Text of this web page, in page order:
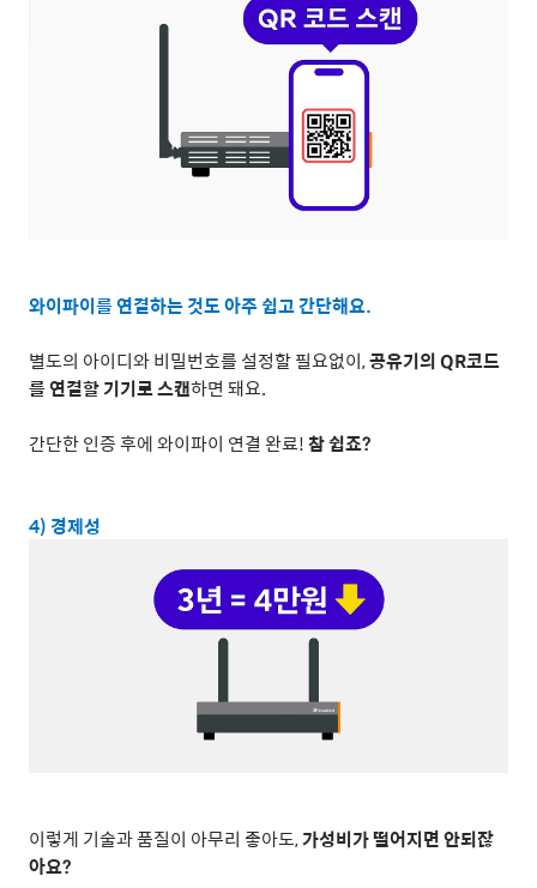
와이파이를 연결하는 것도 아주 쉽고 간단해요.
별도의 아이디와 비밀번호를 설정할 필요없이,공유기의QR코드
를 연결할 기기로 스캔하면 돼요.
간단한 인증 후에 와이파이 연결 완료!참 쉽죠?
4) 경제성
이렇게 기술과 품질이 아무리 좋아도,가성비가 떨어지면 안되잖
아요?